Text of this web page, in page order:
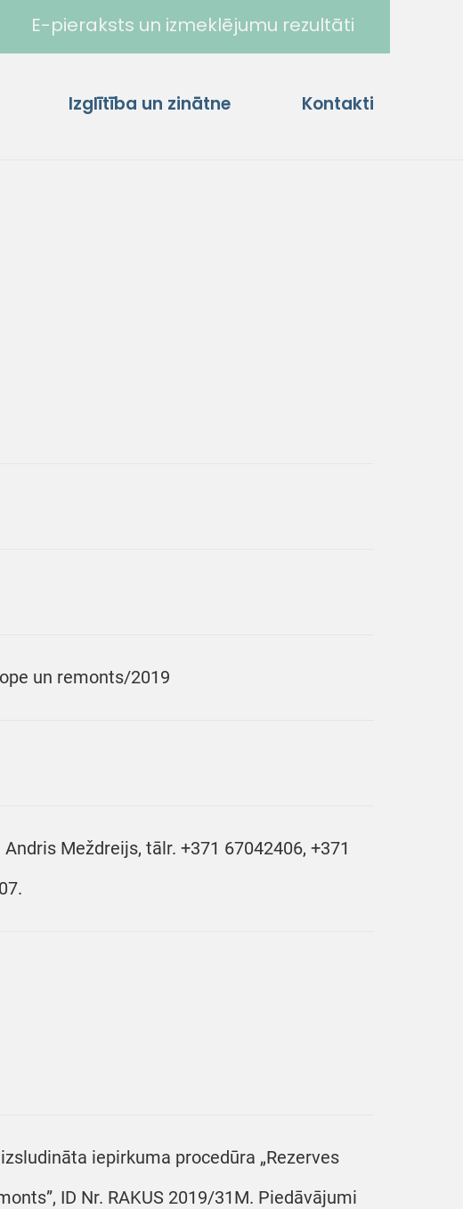
E-pieraksts un izmeklējumu rezultāti
Izglītība un zinātne Kontakti
un remonts/2019
Meždreijs, tālr. +371 67042406, +371
iepirkuma procedūra „Rezerves
ID Nr. RAKUS 2019/31M. Piedāvājumi